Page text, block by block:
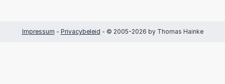
Impressum - Privacybeleid - © 2005-2026 by Thomas Hainke